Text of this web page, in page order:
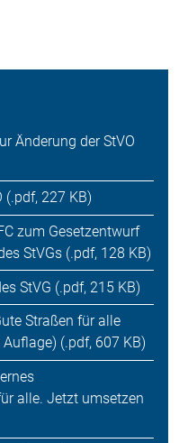
Änderung der StVO
(.pdf, 227 KB)
zum Gesetzentwurf
StVGs (.pdf, 128 KB)
StVG (.pdf, 215 KB)
Straßen für alle
(.pdf, 607 KB)
alle. Jetzt umsetzen